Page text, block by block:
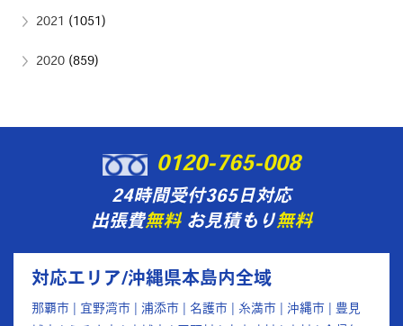
2021 (1051)
2020 (859)
0120-765-008
24時間受付365日対応
出張費無料お見積もり無料
対応エリア/沖縄県本島内全域
那覇市 | 宜野湾市 | 浦添市 | 名護市 | 糸満市 | 沖縄市 | 豊見